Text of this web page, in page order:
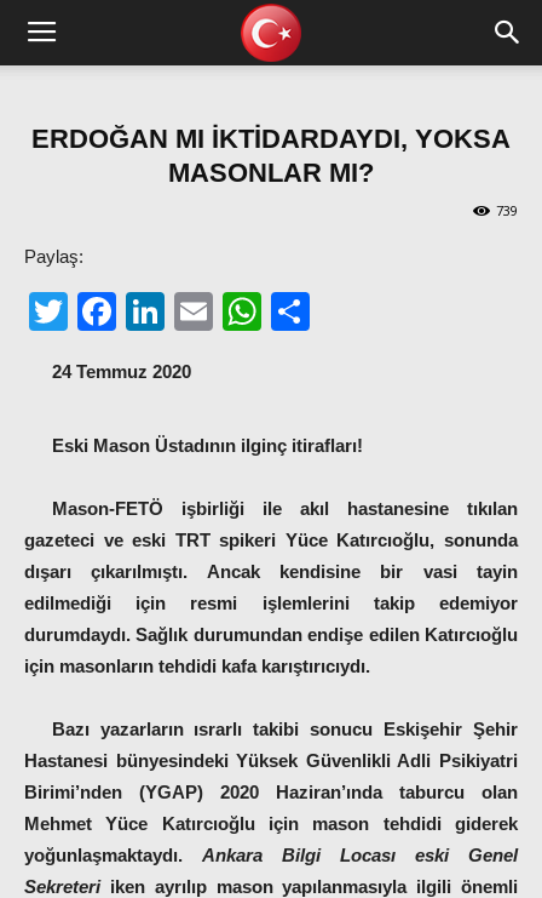
ERDOĞAN MI İKTİDARDAYDI, YOKSA
MASONLAR MI?
739
Paylaş:
TwitterFacebook
LinkedIn
EmailWhatsApp
24 Temmuz 2020
Eski Mason Üstadının ilginç itirafları!
Mason-FETÖ işbirliği ile akıl hastanesine tıkılan
gazeteci ve eski TRT spikeri Yüce Katırcıoğlu, sonunda
dışarı çıkarılmıştı. Ancak kendisine bir vasi tayin
edilmediği için resmi işlemlerini takip edemiyor
durumdaydı. Sağlık durumundan endişe edilen Katırcıoğlu
için masonların tehdidi kafa karıştırıcıydı.
Bazı yazarların ısrarlı takibi sonucu Eskişehir Şehir
Hastanesi bünyesindeki Yüksek Güvenlikli Adli Psikiyatri
Birimi’nden (YGAP) 2020 Haziran’ında taburcu olan
Mehmet Yüce Katırcıoğlu için mason tehdidi giderek
yoğunlaşmaktaydı. Ankara Bilgi Locası eski Genel
Sekreteri iken ayrılıp mason yapılanmasıyla ilgili önemli